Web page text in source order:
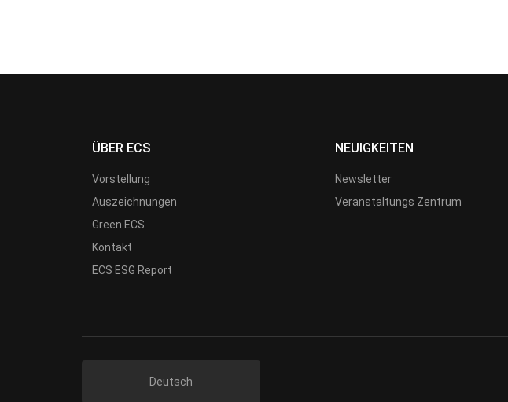
ÜBER ECS
Vorstellung
Auszeichnungen
Green ECS
Kontakt
ECS ESG Report
NEUIGKEITEN
Newsletter
Veranstaltungs Zentrum
Deutsch